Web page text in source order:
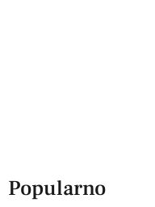
Popularno